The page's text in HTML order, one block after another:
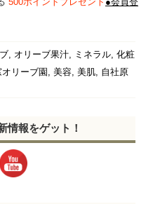
オリーブ果汁 ミネラル 化粧
オリーブ園 美容 美肌 自社原
情報をゲット！